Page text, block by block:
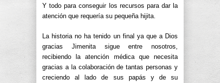
Y todo para conseguir los recursos para dar la
atención que requería su pequeña hijita.
La historia no ha tenido un final ya que a Dios
gracias Jimenita sigue entre nosotros,
recibiendo la atención médica que necesita
gracias a la colaboración de tantas personas y
creciendo al lado de sus papás y de su